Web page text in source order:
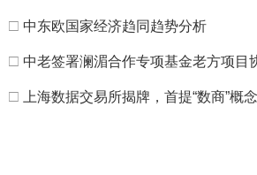
□ 中东欧国家经济趋同趋势分析
□ 中老签署澜湄合作专项基金老方项目
□ 上海数据交易所揭牌，首提“数商”概